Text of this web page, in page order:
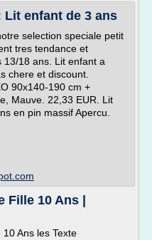
Lit enfant de 3 ans
selection speciale petit
tres tendance et
13/18 ans. Lit enfant a
chere et discount.
90x140-190 cm +
Mauve. 22,33 EUR. Lit
en pin massif Apercu.
10 Ans |
Ans les Texte